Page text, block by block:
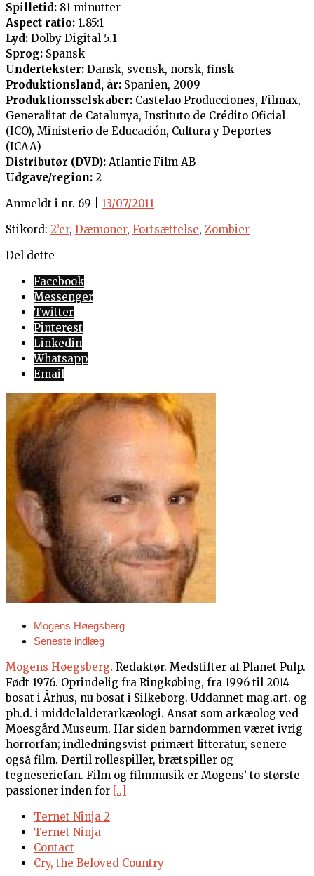
Spilletid: 81 minutter
Aspect ratio: 1.85:1
Lyd: Dolby Digital 5.1
Sprog: Spansk
Undertekster: Dansk, svensk, norsk, finsk
Produktionsland, år: Spanien, 2009
Produktionsselskaber: Castelao Producciones, Filmax,
Generalitat de Catalunya, Instituto de Crédito Oficial
(ICO), Ministerio de Educación, Cultura y Deportes
(ICAA)
Distributør (DVD): Atlantic Film AB
Udgave/region: 2
Anmeldt i nr. 69 | 13/07/2011
Stikord: 2’er, Dæmoner, Fortsættelse, Zombier
Del dette
Facebook
Messenger
Twitter
Pinterest
Linkedin
Whatsapp
Email
Mogens Høegsberg
Seneste indlæg
Mogens Høegsberg. Redaktør. Medstifter af Planet Pulp.
Født 1976. Oprindelig fra Ringkøbing, fra 1996 til 2014
bosat i Århus, nu bosat i Silkeborg. Uddannet mag.art. og
ph.d. i middelalderarkæologi. Ansat som arkæolog ved
Moesgård Museum. Har siden barndommen været ivrig
horrorfan; indledningsvist primært litteratur, senere
også film. Dertil rollespiller, brætspiller og
tegneseriefan. Film og filmmusik er Mogens’ to største
passioner inden for [..]
Ternet Ninja 2
Ternet Ninja
Contact
Cry, the Beloved Country